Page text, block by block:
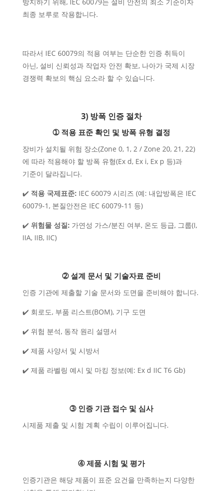
최종 보루로 작용합니다.
따라서 IEC 60079의 적용 여부는 단순한 인증 취득이
아닌, 설비 신뢰성과 작업자 안전 확보, 나아가 국제 시장
경쟁력 확보의 핵심 요소라 할 수 있습니다.
3) 방폭 인증 절차
➀ 적용 표준 확인 및 방폭 유형 결정
장비가 설치될 위험 장소(Zone 0, 1, 2 / Zone 20, 21, 22)
에 따라 적용해야 할 방폭 유형(Ex d, Ex i, Ex p 등)과
기준이 달라집니다.
✔️ 적용 국제표준: IEC 60079 시리즈 (예: 내압방폭은 IEC
60079-1, 본질안전은 IEC 60079-11 등)
✔️ 위험물 성질: 가연성 가스/분진 여부, 온도 등급, 그룹(I,
IIA, IIB, IIC)
➁ 설계 문서 및 기술자료 준비
인증 기관에 제출할 기술 문서와 도면을 준비해야 합니다.
✔️ 회로도, 부품 리스트(BOM), 기구 도면
✔️ 위험 분석, 동작 원리 설명서
✔️ 제품 사양서 및 시방서
✔️ 제품 라벨링 예시 및 마킹 정보(예: Ex d IIC T6 Gb)
➂ 인증 기관 접수 및 심사
시제품 제출 및 시험 계획 수립이 이루어집니다.
➃ 제품 시험 및 평가
인증기관은 해당 제품이 표준 요건을 만족하는지 다양한